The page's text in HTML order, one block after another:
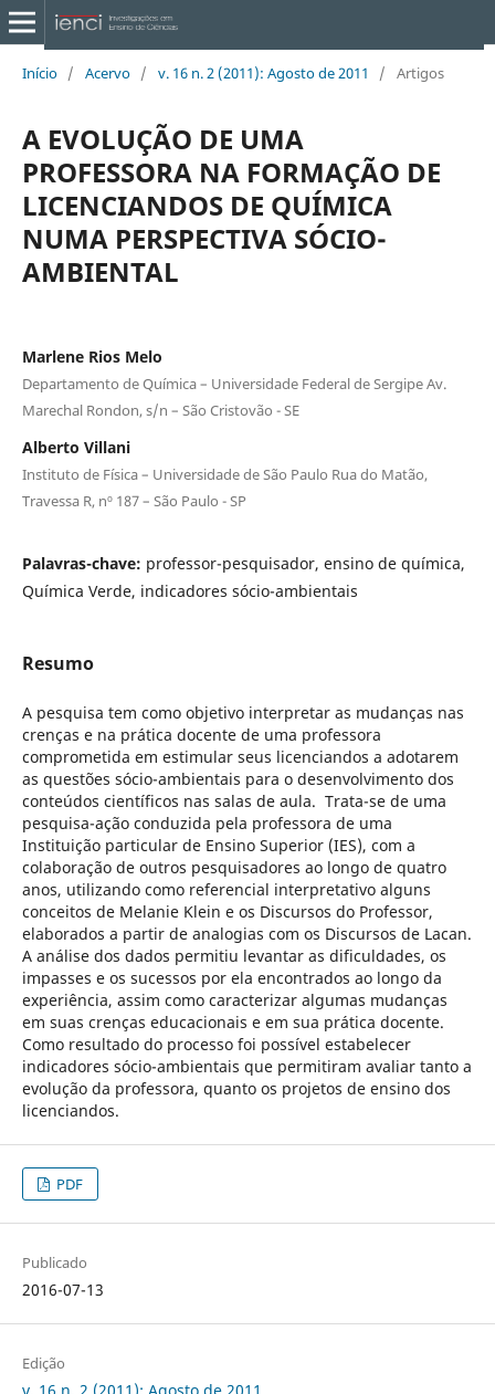
Início / Acervo / v. 16 n. 2 (2011): Agosto de 2011 / Artigos
A EVOLUÇÃO DE UMA
PROFESSORA NA FORMAÇÃO DE
LICENCIANDOS DE QUÍMICA
NUMA PERSPECTIVA SÓCIO-
AMBIENTAL
Marlene Rios Melo
Departamento de Química – Universidade Federal de Sergipe Av.
Marechal Rondon, s/n – São Cristovão - SE
Alberto Villani
Instituto de Física – Universidade de São Paulo Rua do Matão,
Travessa R, nº 187 – São Paulo - SP
Palavras-chave: professor-pesquisador, ensino de química,
Química Verde, indicadores sócio-ambientais
Resumo
A pesquisa tem como objetivo interpretar as mudanças nas
crenças e na prática docente de uma professora
comprometida em estimular seus licenciandos a adotarem
as questões sócio-ambientais para o desenvolvimento dos
conteúdos científicos nas salas de aula. Trata-se de uma
pesquisa-ação conduzida pela professora de uma
Instituição particular de Ensino Superior (IES), com a
colaboração de outros pesquisadores ao longo de quatro
anos, utilizando como referencial interpretativo alguns
conceitos de Melanie Klein e os Discursos do Professor,
elaborados a partir de analogias com os Discursos de Lacan.
A análise dos dados permitiu levantar as dificuldades, os
impasses e os sucessos por ela encontrados ao longo da
experiência, assim como caracterizar algumas mudanças
em suas crenças educacionais e em sua prática docente.
Como resultado do processo foi possível estabelecer
indicadores sócio-ambientais que permitiram avaliar tanto a
evolução da professora, quanto os projetos de ensino dos
licenciandos.
PDF
Publicado
2016-07-13
Edição